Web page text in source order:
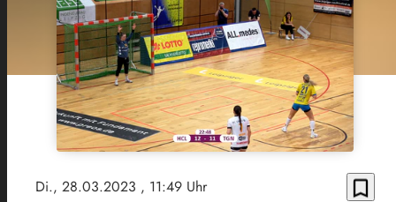
Di., 28.03.2023 , 11:49 Uhr bookmark_border